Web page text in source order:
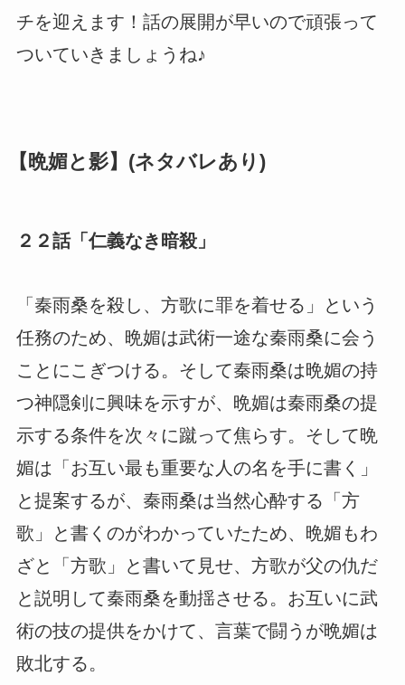
チを迎えます！話の展開が早いので頑張って
ついていきましょうね♪
【晩媚と影】(ネタバレあり)
２２話「仁義なき暗殺」
「秦雨桑を殺し、方歌に罪を着せる」という
任務のため、晩媚は武術一途な秦雨桑に会う
ことにこぎつける。そして秦雨桑は晩媚の持
つ神隠剣に興味を示すが、晩媚は秦雨桑の提
示する条件を次々に蹴って焦らす。そして晩
媚は「お互い最も重要な人の名を手に書く」
と提案するが、秦雨桑は当然心酔する「方
歌」と書くのがわかっていたため、晩媚もわ
ざと「方歌」と書いて見せ、方歌が父の仇だ
と説明して秦雨桑を動揺させる。お互いに武
術の技の提供をかけて、言葉で闘うが晩媚は
敗北する。